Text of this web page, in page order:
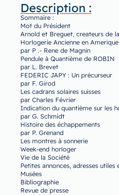
Description :
Sommaire :
Mot du Président
Arnold et Breguet, createurs de
Horlogerie Ancienne en Amerique
par P .- Rene de Magnin
Pendule à Quantième de ROBIN
par L. Brevet
FEDERIC JAPY : Un précurseur
par F. Girod
Les cadrans solaires suisses
par Charles Février
Indication du quantième sur les
par G. Schmidt
Histoire des échappements
par P. Grenand
Les montres à sonnerie
Week-end horloger
Vie de la Société
Petites annonces, adresses utiles
Musées
Bibliographie
Revue de presse